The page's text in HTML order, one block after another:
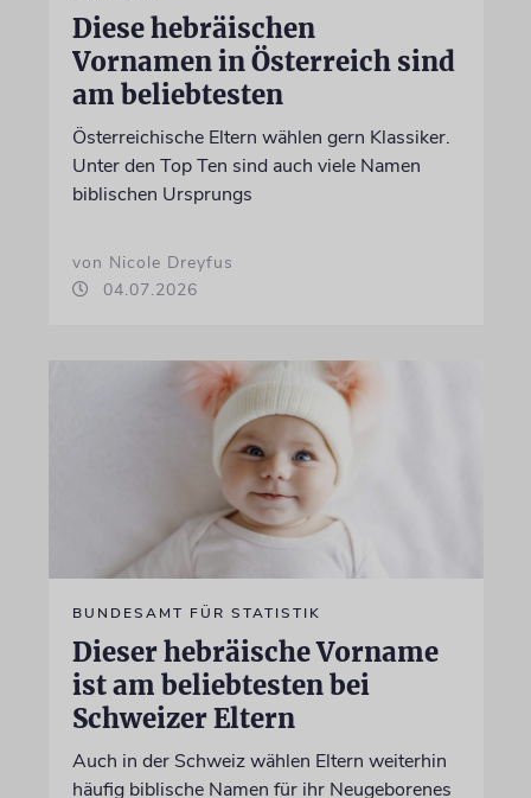
Diese hebräischen
Vornamen in Österreich sind
am beliebtesten
Österreichische Eltern wählen gern Klassiker.
Unter den Top Ten sind auch viele Namen
biblischen Ursprungs
von Nicole Dreyfus
04.07.2026
BUNDESAMT FÜR STATISTIK
Dieser hebräische Vorname
ist am beliebtesten bei
Schweizer Eltern
Auch in der Schweiz wählen Eltern weiterhin
häufig biblische Namen für ihr Neugeborenes